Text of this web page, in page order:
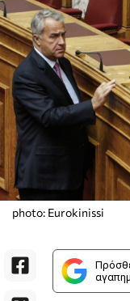
photo: Eurokinissi